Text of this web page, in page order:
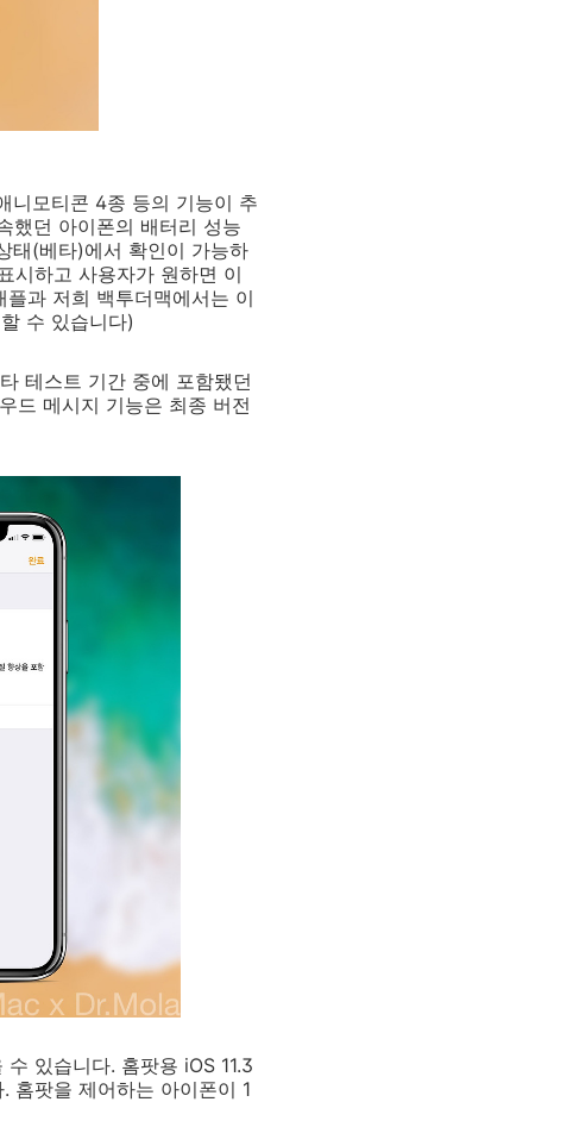
니모티콘 4종 등의 기능이 추
했던 아이폰의 배터리 성능
태(베타)에서 확인이 가능하
시하고 사용자가 원하면 이
과 저희 백투더맥에서는 이
수 있습니다)
테스트 기간 중에 포함됐던
드 메시지 기능은 최종 버전
있습니다. 홈팟용 iOS 11.3
홈팟을 제어하는 아이폰이 1